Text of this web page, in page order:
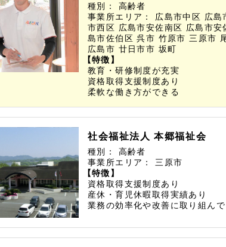
種別：
高齢者
事業所エリア：
広島市中区 広
市西区 広島市安佐南区 広島市
島市佐伯区呉市 竹原市 三原市
広島市 廿日市市 坂町
【特徴】
教育・研修制度が充実
資格取得支援制度あり
柔軟な働き方ができる
社会福祉法人 本郷福祉会
種別：
高齢者
事業所エリア：
三原市
【特徴】
資格取得支援制度あり
産休・育児休暇取得実績あり
業務の効率化や改善に取り組ん